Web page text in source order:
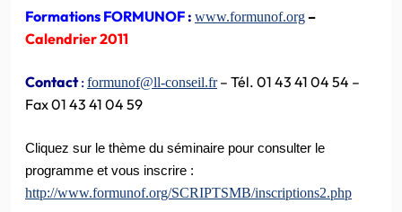
Formations FORMUNOF : www.formunof.org–
Calendrier 2011
Contact:formunof@ll-conseil.fr– Tél. 01 43 41 04 54 –
Fax 01 43 41 04 59
Cliquez sur le thème du séminaire pour consulter le
programme et vous inscrire :
http://www.formunof.org/SCRIPTSMB/inscriptions2.php